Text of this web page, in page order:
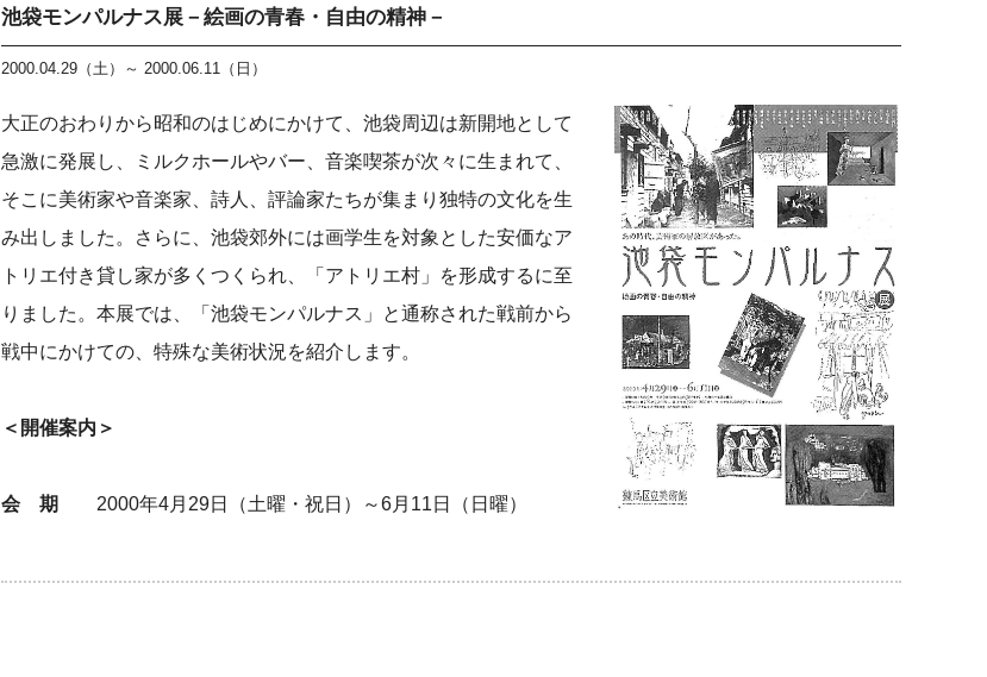
池袋モンパルナス展－絵画の青春・自由の精神－
2000.04.29（土）～ 2000.06.11（日）
大正のおわりから昭和のはじめにかけて、池袋周辺は新開地として
急激に発展し、ミルクホールやバー、音楽喫茶が次々に生まれて、
そこに美術家や音楽家、詩人、評論家たちが集まり独特の文化を生
み出しました。さらに、池袋郊外には画学生を対象とした安価なア
トリエ付き貸し家が多くつくられ、「アトリエ村」を形成するに至
りました。本展では、「池袋モンパルナス」と通称された戦前から
戦中にかけての、特殊な美術状況を紹介します。
＜開催案内＞
会 期 2000年4月29日（土曜・祝日）～6月11日（日曜）